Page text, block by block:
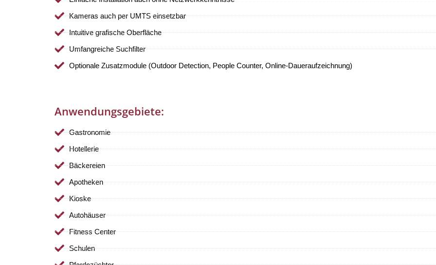
Kameras auch per UMTS einsetzbar
Intuitive grafische Oberfläche
Umfangreiche Suchfilter
Optionale Zusatzmodule (Outdoor Detection, People Counter, Online-Daueraufzeichnung)
Anwendungsgebiete:
Gastronomie
Hotellerie
Bäckereien
Apotheken
Kioske
Autohäuser
Fitness Center
Schulen